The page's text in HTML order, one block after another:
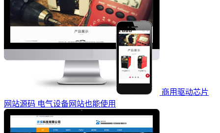
商用驱动芯片
网站源码 电气设备网站也能使用